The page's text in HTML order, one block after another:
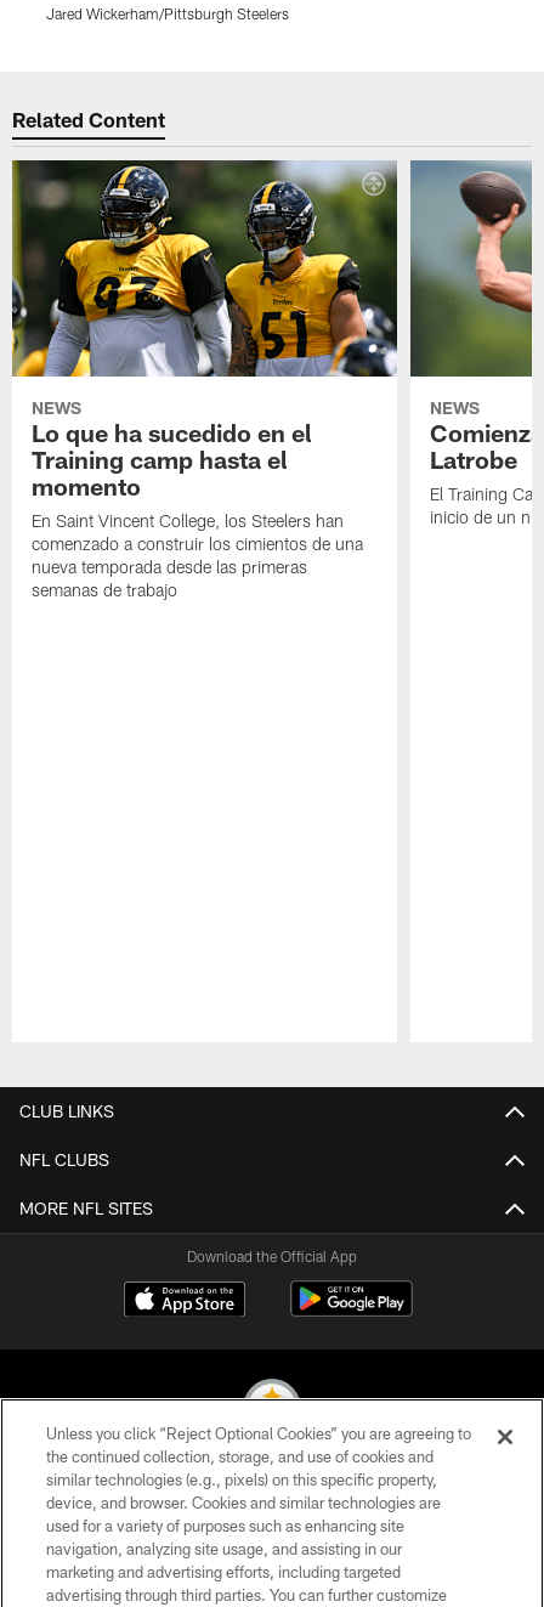
Jared Wickerham/Pittsburgh Steelers
Related Content
NEWS
Lo que ha sucedido en el
Training camp hasta el
momento
En Saint Vincent College, los Steelers han
comenzado a construir los cimientos de una
nueva temporada desde las primeras
semanas de trabajo
NEWS
Latrobe
El Training
inicio de un
CLUB LINKS
NFL CLUBS
MORE NFL SITES
Download the Official App
© 2026 Pittsburgh Steelers. All Rights Reserved
PRIVACY POLICY
TERMS OF USE
Unless you click “Reject Optional Cookies” you are agreeing to
the continued collection, storage, and use of cookies and
similar technologies (e.g., pixels) on this specific property,
device, and browser. Cookies and similar technologies are
used for a variety of purposes such as enhancing site
navigation, analyzing site usage, and assisting in our
marketing and advertising efforts, including targeted
advertising through third parties. You can further customize